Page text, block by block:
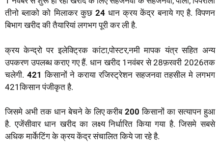
p
p
o
k
r
a
m
तीनो ब्लाको को मिलाकर कुछ 24धान क्रय केंद्र बनाये गए है. विपणन
बिभाग खरीद की तैयारियां लगभग पूरी कर ली है.
क्रय केन्द्रो पर इलेक्ट्रिक कांटा,पोस्टर,नमी मापक यंत्र सहित अन्य
उपकरण उपलब्ध कराए गए हैं. धान खरीद 1नवंबर से 28फ़रवरी 2026तक
चलेगी. 421 किसानों ने कराया रजिस्ट्रेशन सहजनवा तहसील मे लगभग
421किसान पंजीकृत है.
जिसमे अभी तक धान बेचने के लिए करीब200किसानों का सत्यापन हुआ
है. एजेंसीवार धान खरीद का लक्ष्य निर्धारित किया गया है. जिसमे सबसे
अधिक मार्केटिंग के क्रय केंद्र संचालित किये जा रहे है.